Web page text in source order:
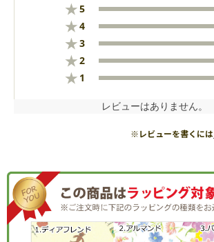
★5
★4
★3
★2
★ 1
レビューはありません。
※レビューを書くには